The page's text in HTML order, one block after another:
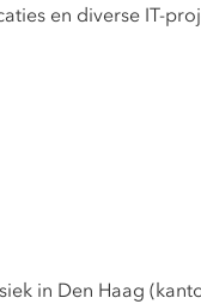
en diverse IT-
in Den Haag